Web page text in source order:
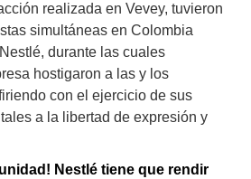
realizada en Vevey, tuvieron
simultáneas en Colombia
durante las cuales
hostigaron a las y los
con el ejercicio de sus
a la libertad de expresión y
Nestlé tiene que rendir